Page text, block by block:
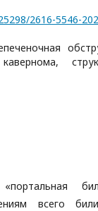
2616-5546-
всего